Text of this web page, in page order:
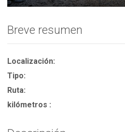
Breve resumen
Localización:
Tipo:
Ruta:
kilómetros :